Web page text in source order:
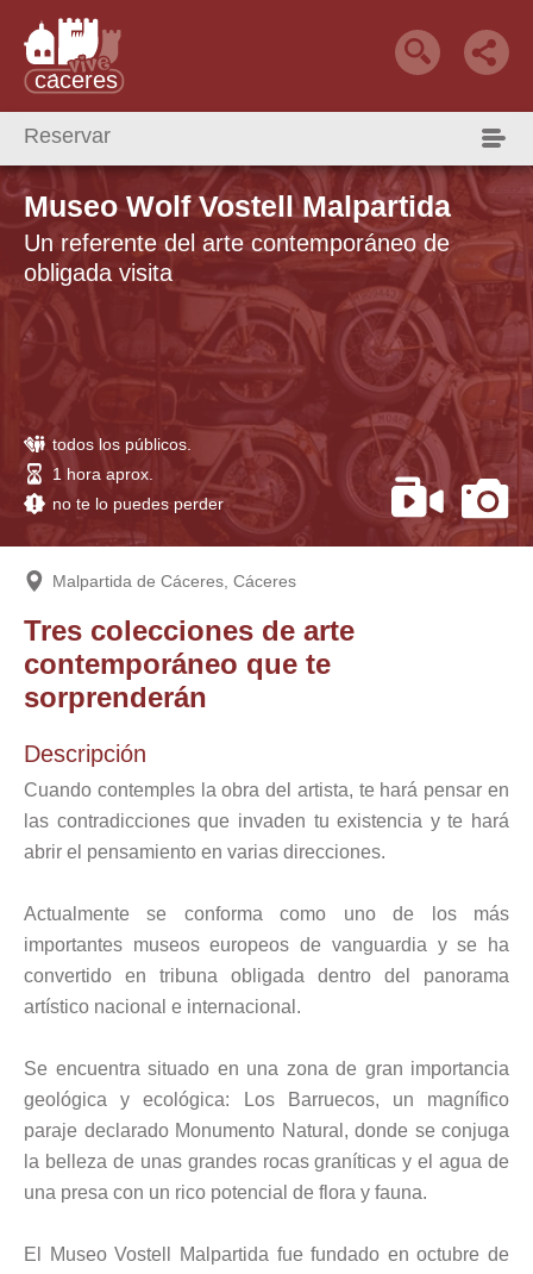
Qué Hacer alojamiento
Reservar
Museo Wolf Vostell Malpartida
Un referente del arte contemporáneo de
obligada visita
todos los públicos.
1 hora aprox.
no te lo puedes perder
Malpartida de Cáceres, Cáceres
Tres colecciones de arte
contemporáneo que te
sorprenderán
Descripción
Cuando contemples la obra del artista, te hará pensar en
las contradicciones que invaden tu existencia y te hará
abrir el pensamiento en varias direcciones.
Actualmente se conforma como uno de los más
importantes museos europeos de vanguardia y se ha
convertido en tribuna obligada dentro del panorama
artístico nacional e internacional.
Se encuentra situado en una zona de gran importancia
geológica y ecológica: Los Barruecos, un magnífico
paraje declarado Monumento Natural, donde se conjuga
la belleza de unas grandes rocas graníticas y el agua de
una presa con un rico potencial de flora y fauna.
El Museo Vostell Malpartida fue fundado en octubre de